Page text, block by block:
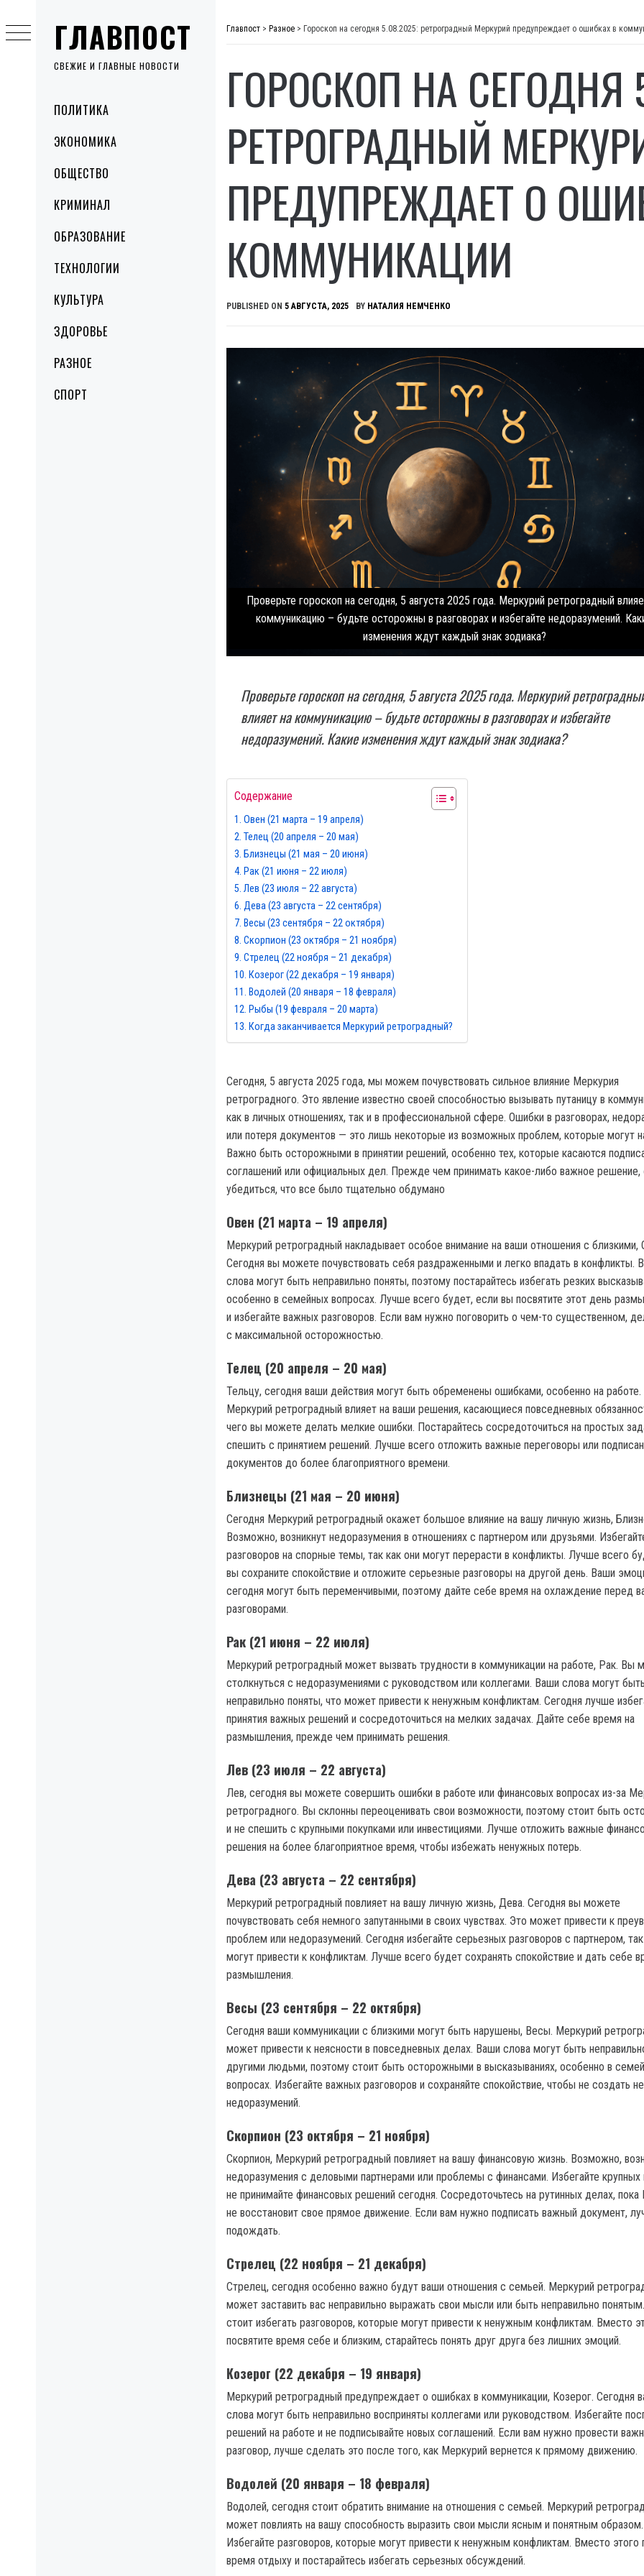
ГЛАВПОСТ
СВЕЖИЕ И ГЛАВНЫЕ НОВОСТИ
MenuПОЛИТИКА
ЭКОНОМИКА
ОБЩЕСТВО
КРИМИНАЛ
ОБРАЗОВАНИЕ
ТЕХНОЛОГИИ
КУЛЬТУРА
ЗДОРОВЬЕ
РАЗНОЕ
СПОРТ
to
content
Главпост > Разное > Гороскоп на сегодня 5.08.2025: ретроградный Меркурий предупреждает о ошибках в
ГОРОСКОП НА СЕГОДНЯ
РЕТРОГРАДНЫЙ
ПРЕДУПРЕЖДАЕТ О
КОММУНИКАЦИИ
PUBLISHED ON 5 АВГУСТА, 2025 BY НАТАЛИЯ НЕМЧЕНКО
Проверьте гороскоп на сегодня, 5 августа 2025 года. Меркурий ретроградный
коммуникацию – будьте осторожны в разговорах и избегайте недоразумений.
изменения ждут каждый знак зодиака?
Проверьте гороскоп на сегодня, 5 августа 2025 года. Меркурий
влияет на коммуникацию – будьте осторожны в разговорах и избегайте
недоразумений. Какие изменения ждут каждый знак зодиака?
Содержание
Овен (21 марта – 19 апреля)
Телец (20 апреля – 20 мая)
Близнецы (21 мая – 20 июня)
Рак (21 июня – 22 июля)
Лев (23 июля – 22 августа)
Дева (23 августа – 22 сентября)
Весы (23 сентября – 22 октября)
Скорпион (23 октября – 21 ноября)
Стрелец (22 ноября – 21 декабря)
Козерог (22 декабря – 19 января)
Водолей (20 января – 18 февраля)
Рыбы (19 февраля – 20 марта)
Когда заканчивается Меркурий ретроградный?
Сегодня, 5 августа 2025 года, мы можем почувствовать сильное влияние Меркурия
ретроградного. Это явление известно своей способностью вызывать путаницу в
как в личных отношениях, так и в профессиональной сфере. Ошибки в разговорах,
или потеря документов — это лишь некоторые из возможных проблем, которые могут
Важно быть осторожными в принятии решений, особенно тех, которые касаются
соглашений или официальных дел. Прежде чем принимать какое-либо важное решение,
убедиться, что все было тщательно обдумано
Овен (21 марта – 19 апреля)
Меркурий ретроградный накладывает особое внимание на ваши отношения с близкими,
Сегодня вы можете почувствовать себя раздраженными и легко впадать в конфликты.
слова могут быть неправильно поняты, поэтому постарайтесь избегать резких
особенно в семейных вопросах. Лучше всего будет, если вы посвятите этот день
и избегайте важных разговоров. Если вам нужно поговорить о чем-то существенном,
с максимальной осторожностью.
Телец (20 апреля – 20 мая)
Тельцу, сегодня ваши действия могут быть обременены ошибками, особенно на работе.
Меркурий ретроградный влияет на ваши решения, касающиеся повседневных
чего вы можете делать мелкие ошибки. Постарайтесь сосредоточиться на простых
спешить с принятием решений. Лучше всего отложить важные переговоры или
документов до более благоприятного времени.
Близнецы (21 мая – 20 июня)
Сегодня Меркурий ретроградный окажет большое влияние на вашу личную жизнь,
Возможно, возникнут недоразумения в отношениях с партнером или друзьями.
разговоров на спорные темы, так как они могут перерасти в конфликты. Лучше всего
вы сохраните спокойствие и отложите серьезные разговоры на другой день. Ваши
сегодня могут быть переменчивыми, поэтому дайте себе время на охлаждение перед
разговорами.
Рак (21 июня – 22 июля)
Меркурий ретроградный может вызвать трудности в коммуникации на работе, Рак. Вы
столкнуться с недоразумениями с руководством или коллегами. Ваши слова могут
неправильно поняты, что может привести к ненужным конфликтам. Сегодня лучше
принятия важных решений и сосредоточиться на мелких задачах. Дайте себе время на
размышления, прежде чем принимать решения.
Лев (23 июля – 22 августа)
Лев, сегодня вы можете совершить ошибки в работе или финансовых вопросах из-за
ретроградного. Вы склонны переоценивать свои возможности, поэтому стоит быть
и не спешить с крупными покупками или инвестициями. Лучше отложить важные
решения на более благоприятное время, чтобы избежать ненужных потерь.
Дева (23 августа – 22 сентября)
Меркурий ретроградный повлияет на вашу личную жизнь, Дева. Сегодня вы можете
почувствовать себя немного запутанными в своих чувствах. Это может привести к
проблем или недоразумений. Сегодня избегайте серьезных разговоров с партнером,
могут привести к конфликтам. Лучше всего будет сохранять спокойствие и дать себе
размышления.
Весы (23 сентября – 22 октября)
Сегодня ваши коммуникации с близкими могут быть нарушены, Весы. Меркурий
может привести к неясности в повседневных делах. Ваши слова могут быть
другими людьми, поэтому стоит быть осторожными в высказываниях, особенно в
вопросах. Избегайте важных разговоров и сохраняйте спокойствие, чтобы не создать
недоразумений.
Скорпион (23 октября – 21 ноября)
Скорпион, Меркурий ретроградный повлияет на вашу финансовую жизнь. Возможно,
недоразумения с деловыми партнерами или проблемы с финансами. Избегайте крупных
не принимайте финансовых решений сегодня. Сосредоточьтесь на рутинных делах,
не восстановит свое прямое движение. Если вам нужно подписать важный документ,
подождать.
Стрелец (22 ноября – 21 декабря)
Стрелец, сегодня особенно важно будут ваши отношения с семьей. Меркурий
может заставить вас неправильно выражать свои мысли или быть неправильно
стоит избегать разговоров, которые могут привести к ненужным конфликтам. Вместо
посвятите время себе и близким, старайтесь понять друг друга без лишних эмоций.
Козерог (22 декабря – 19 января)
Меркурий ретроградный предупреждает о ошибках в коммуникации, Козерог. Сегодня
слова могут быть неправильно восприняты коллегами или руководством. Избегайте
решений на работе и не подписывайте новых соглашений. Если вам нужно провести
разговор, лучше сделать это после того, как Меркурий вернется к прямому движению.
Водолей (20 января – 18 февраля)
Водолей, сегодня стоит обратить внимание на отношения с семьей. Меркурий
может повлиять на вашу способность выразить свои мысли ясным и понятным образом.
Избегайте разговоров, которые могут привести к ненужным конфликтам. Вместо этого
время отдыху и постарайтесь избегать серьезных обсуждений.